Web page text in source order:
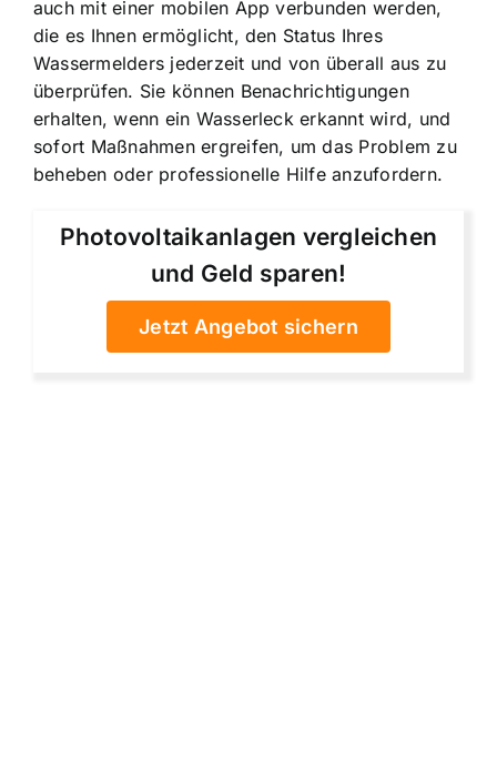
auch mit einer mobilen App verbunden werden,
die es Ihnen ermöglicht, den Status Ihres
Wassermelders jederzeit und von überall aus zu
überprüfen. Sie können Benachrichtigungen
erhalten, wenn ein Wasserleck erkannt wird, und
sofort Maßnahmen ergreifen, um das Problem zu
beheben oder professionelle Hilfe anzufordern.
Photovoltaikanlagen vergleichen
und Geld sparen!
Jetzt Angebot sichern